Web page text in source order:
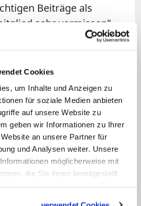
Cookies
um Inhalte und Anzeigen zu
für soziale Medien anbieten
auf unsere Website zu
geben wir Informationen zu Ihrer
an unsere Partner für
und Analysen weiter. Unsere
möglicherweise mit
die Sie ihnen bereitgestellt
Beiträge als
sehr vermissen",
Zugleich kündigte der
an, in der nächsten
über Collins'
erörtern.
der Erzbischof der
dankte Marie Collins für
und für die Bereitschaft
arbeiten. Opfer und